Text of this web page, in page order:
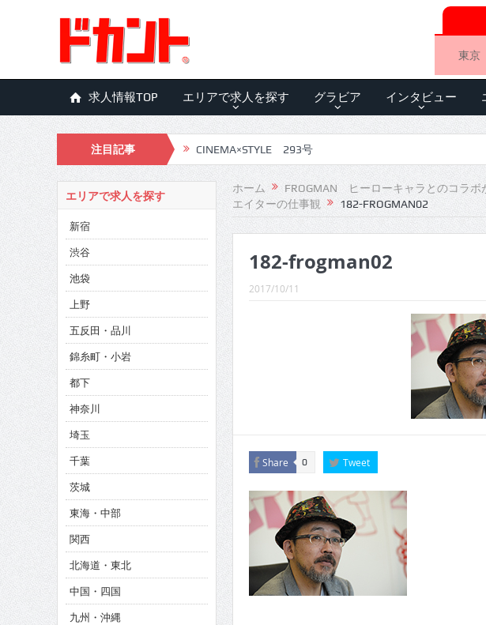
東京
求人情報TOP エリアで求人を探す グラビア インタビュー
注目記事 CINEMA×STYLE 293号
CINEMA×STYLE 292号
CINEMA×STYLE 291号
CINEMA×STYLE 290号
CINEMA×STYLE 289号
CINEMA×STYLE 288号
CINEMA×STYLE 286号
CINEMA×STYLE 285号
CINEMA×STYLE 294号
ホーム
FROGMAN ヒーローキャラとのコラボ
エイターの仕事観
182-FROGMAN02
182-frogman02
2017/10/11
Share 0 Tweet
エリアで求人を探す
新宿
渋谷
池袋
上野
五反田・品川
錦糸町・小岩
都下
神奈川
埼玉
千葉
茨城
東海・中部
関西
北海道・東北
中国・四国
九州・沖縄